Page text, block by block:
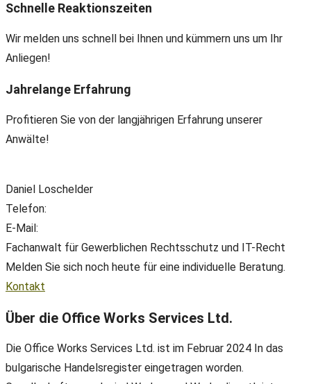
Schnelle Reaktionszeiten
Wir melden uns schnell bei Ihnen und kümmern uns um Ihr
Anliegen!
Jahrelange Erfahrung
Profitieren Sie von der langjährigen Erfahrung unserer
Anwälte!
Daniel Loschelder
Telefon:
E-Mail:
Fachanwalt für Gewerblichen Rechtsschutz und IT-Recht
Melden Sie sich noch heute für eine individuelle Beratung.
Kontakt
Über die Office Works Services Ltd.
Die Office Works Services Ltd. ist im Februar 2024 In das
bulgarische Handelsregister eingetragen worden.